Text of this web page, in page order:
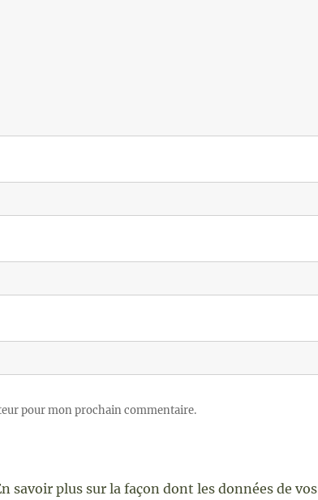
pour mon prochain commentaire.
savoir plus sur la façon dont les données de vos